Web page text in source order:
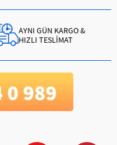
AYNI GÜN KARGO &
HIZLI TESLİMAT